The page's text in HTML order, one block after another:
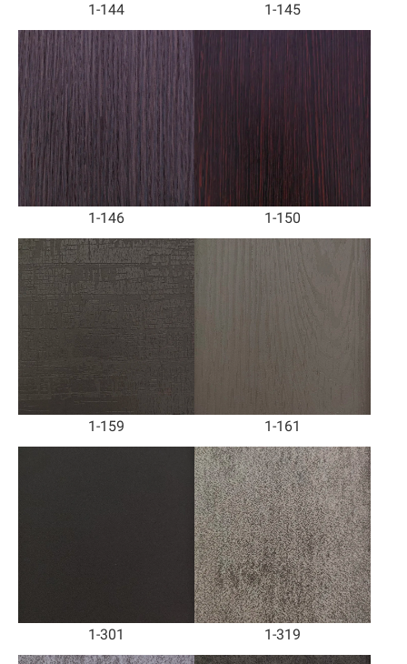
1-144 1-145
1-146 1-150
1-159 1-161
1-301 1-319